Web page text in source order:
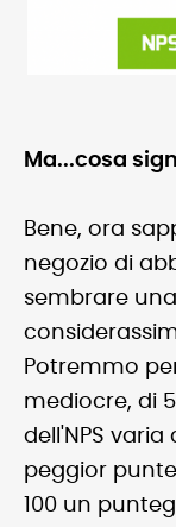
Ma...cosa
Bene, ora
negozio di
sembrare
Potremmo
mediocre, di
dell'NPS varia
peggior
100 un